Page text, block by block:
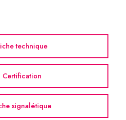
technique
Certification
signalétique